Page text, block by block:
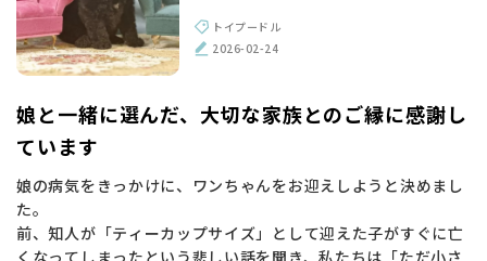
トイプードル
2026-02-24
娘と一緒に選んだ、大切な家族とのご縁に感謝し
ています
娘の病気をきっかけに、ワンちゃんをお迎えしようと決めまし
た。
前、知人が「ティーカップサイズ」として迎えた子がすぐに亡
くなってしまったという悲しい話を聞き、私たちは「ただ小さ